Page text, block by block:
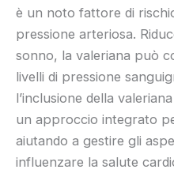
è un noto fattore di
pressione arteriosa.
sonno, la valeriana può
livelli di pressione
l’inclusione della
un approccio integrato
aiutando a gestire gli
influenzare la salute